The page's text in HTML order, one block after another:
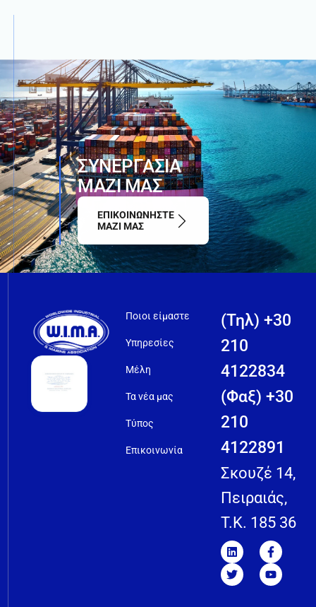
ΣΥΝΕΡΓΑΣΙΑ
ΜΑΖΙΜΑΣ
ΕΠΙΚΟΙΝΩΝΗΣΤΕ
ΜΑΖΙ ΜΑΣ
Ποιοι είμαστε
Υπηρεσίες
Μέλη
Τα νέα μας
Τύπος
Επικοινωνία
(Τηλ) +30
210
4122834
(Φαξ) +30
210
4122891
Σκουζέ 14,
Πειραιάς,
T.K. 185 36